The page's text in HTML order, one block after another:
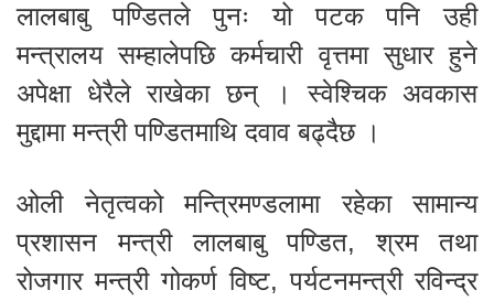
लालबाबु पण्डितले पुनः यो पटक पनि उही
मन्त्रालय सम्हालेपछि कर्मचारी वृत्तमा सुधार हुने
अपेक्षा धेरैले राखेका छन् । स्वेश्चिक अवकास
मुद्दामा मन्त्री पण्डितमाथि दवाव बढ्दैछ ।
ओली नेतृत्वको मन्त्रिमण्डलामा रहेका सामान्य
प्रशासन मन्त्री लालबाबु पण्डित, श्रम तथा
रोजगार मन्त्री गोकर्ण विष्ट, पर्यटनमन्त्री रविन्द्र